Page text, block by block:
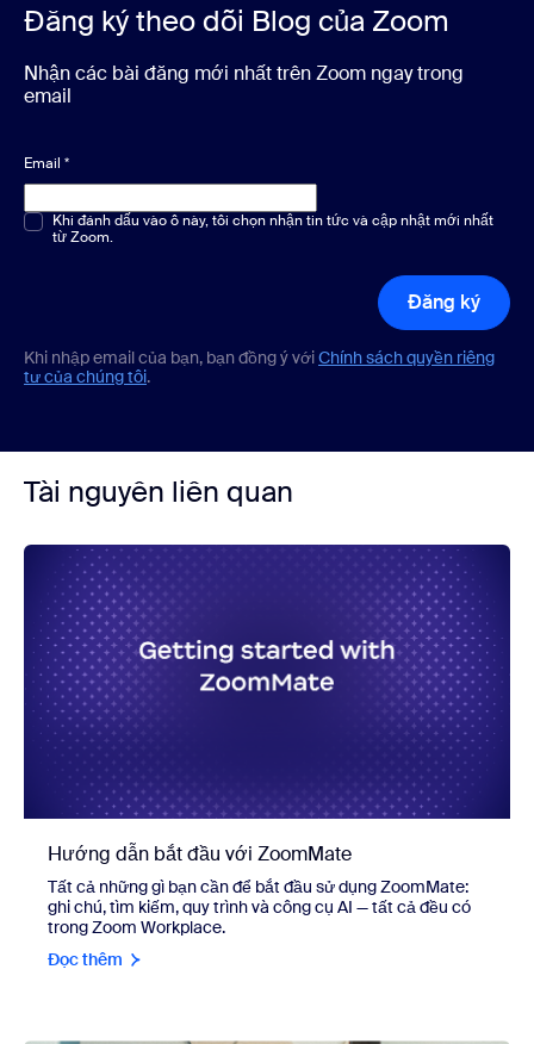
Đăng ký theo dõi Blog của Zoom
Nhận các bài đăng mới nhất trên Zoom ngay trong
email
Email *
Chọn một hoặc nhiều phương án*
Khi đánh dấu vào ô này, tôi chọn nhận tin tức và cập nhật mới nhất
từ Zoom.
Đăng ký
Khi nhập email của bạn, bạn đồng ý vớiChính sách quyền riêng
tư của chúng tôi.
Tài nguyên liên quan
Hướng dẫn bắt đầu với ZoomMate
Tất cả những gì bạn cần để bắt đầu sử dụng ZoomMate:
ghi chú, tìm kiếm, quy trình và công cụ AI — tất cả đều có
trong Zoom Workplace.
Đọc thêm